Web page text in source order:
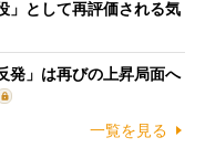
」として再評価される気
発」は再びの上昇局面へ
一覧を見る